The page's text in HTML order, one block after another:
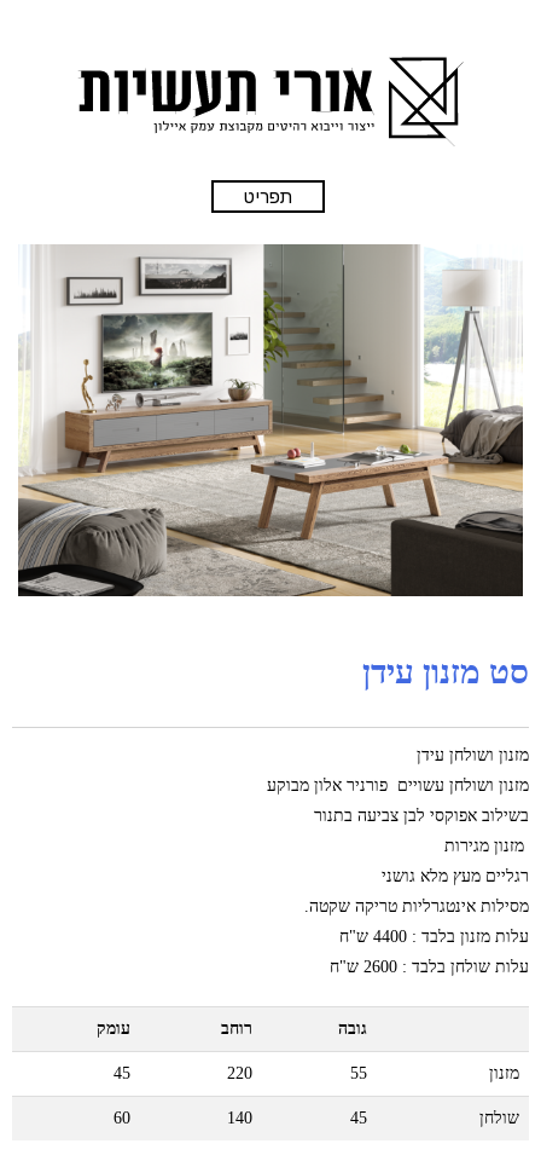
תפריט
סט מזנון עידן
מזנון ושולחן עידן
מזנון ושולחן עשויים פורניר אלון מבוקע
בשילוב אפוקסי לבן צביעה בתנור
מזנון מגירות
רגליים מעץ מלא גושני
מסילות אינטגרליות טריקה שקטה.
עלות מזנון בלבד : 4400 ש"ח
עלות שולחן בלבד : 2600 ש"ח
גובה רוחב עומק
מזנון 55
220
45
שולחן 45
140
60